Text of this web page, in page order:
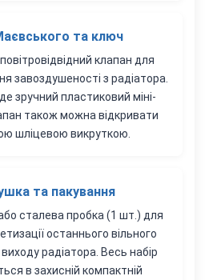
та ключ
клапан для
завоздушеності з радіатора.
зручний пластиковий міні-
також можна відкривати
шліцевою викруткою.
та пакування
сталева пробка (1 шт.) для
останнього вільного
радіатора. Весь набір
в захисній компактній